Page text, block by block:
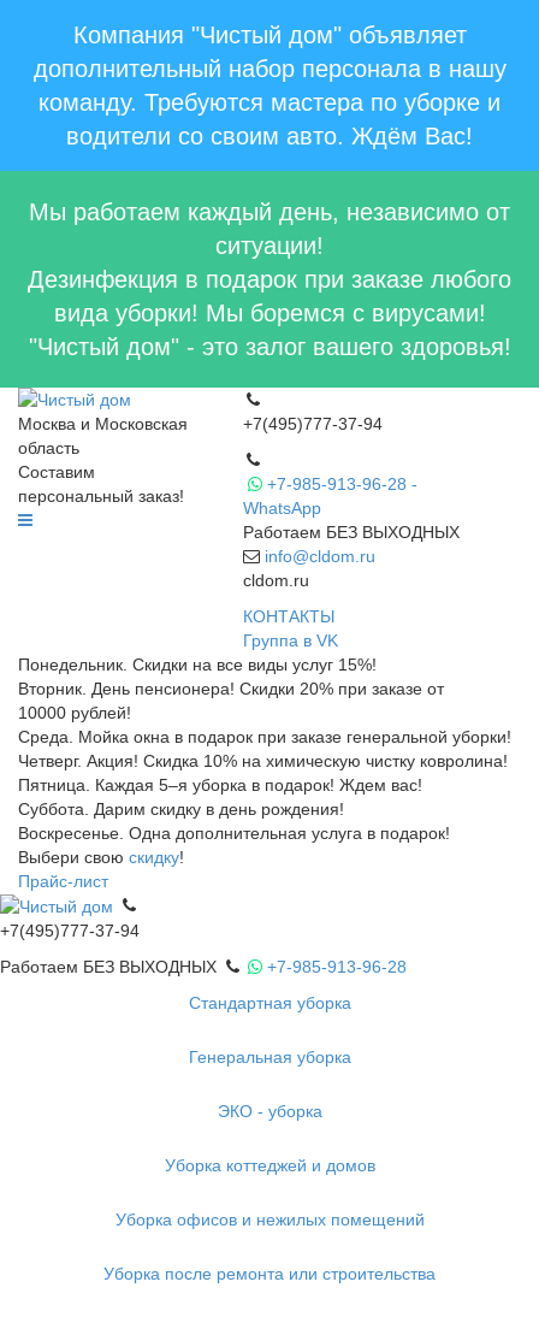
Компания "Чистый дом" объявляет
дополнительный набор персонала в нашу
команду. Требуются мастера по уборке и
водители со своим авто. Ждём Вас!
Мы работаем каждый день, независимо от
ситуации!
Дезинфекция в подарок при заказе любого
вида уборки! Мы боремся с вирусами!
"Чистый дом" - это залог вашего здоровья!
Москва и Московская
область
Составим
персональный заказ!
+7(495)777-37-94
+7-985-913-96-28 -
WhatsApp
Работаем БЕЗ ВЫХОДНЫХ
info@cldom.ru
cldom.ru
КОНТАКТЫ
Группа в VK
Понедельник. Скидки на все виды услуг 15%!
Вторник. День пенсионера! Скидки 20% при заказе от
10000 рублей!
Среда. Мойка окна в подарок при заказе генеральной уборки!
Четверг. Акция! Скидка 10% на химическую чистку ковролина!
Пятница. Каждая 5–я уборка в подарок! Ждем вас!
Суббота. Дарим скидку в день рождения!
Воскресенье. Одна дополнительная услуга в подарок!
Выбери свою скидку!
Прайс-лист
+7(495)777-37-94
Работаем БЕЗ ВЫХОДНЫХ
+7-985-913-96-28
Стандартная уборка
Генеральная уборка
ЭКО - уборка
Уборка коттеджей и домов
Уборка офисов и нежилых помещений
Уборка после ремонта или строительства